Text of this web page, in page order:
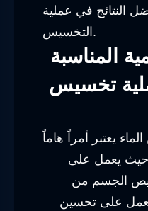
النتائج في عملية
التخسيس.
المناسبة
تخسيس
يعتبر أمراً هاماً
حيث يعمل على
الجسم من
على تحسين